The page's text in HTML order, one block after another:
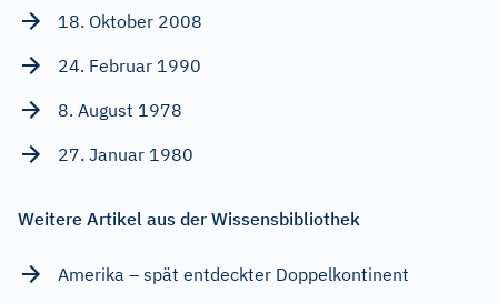
18. Oktober 2008
24. Februar 1990
8. August 1978
27. Januar 1980
Weitere Artikel aus der Wissensbibliothek
Amerika – spät entdeckter Doppelkontinent